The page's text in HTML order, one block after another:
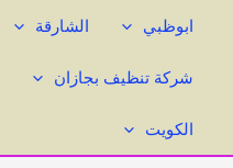
ابوظبي الشارقة
شركة تنظيف بجازان
الكويت